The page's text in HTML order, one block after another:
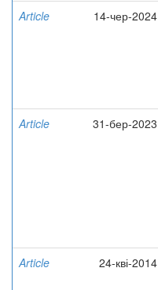
Article
14-чер-2024
Article
31-бер-2023
Article
24-кві-2014